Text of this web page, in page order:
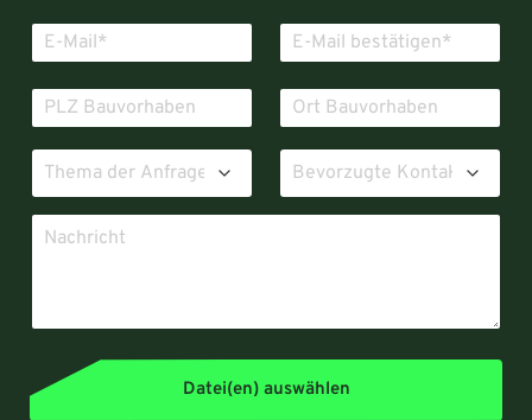
Datei(en) auswählen